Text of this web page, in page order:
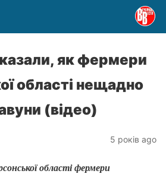
як фермери
області нещадно
(відео)
5 років ago
області фермери